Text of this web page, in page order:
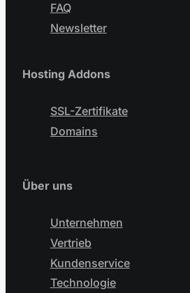
FAQ
Newsletter
Hosting Addons
SSL-Zertifikate
Domains
Über uns
Unternehmen
Vertrieb
Kundenservice
Technologie